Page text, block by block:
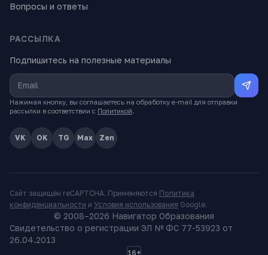
Вопросы и ответы
РАССЫЛКА
Подпишитесь на полезные материалы
Нажимая кнопку, вы соглашаетесь на обработку e-mail для отправки
рассылки в соответствии с Политикой.
VK OK TG Max Zen
Сайт защищён reCAPTCHA. Применяются Политика
конфиденциальности и Условия использования Google.
© 2008–2026 Навигатор Образования
Свидетельство о регистрации ЭЛ № ФС 77-53923 от
26.04.2013
16+